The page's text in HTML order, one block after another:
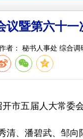
议暨第六十
者： 秘书人事处 综合调
市五届人大常委
、潘碧武、邹向